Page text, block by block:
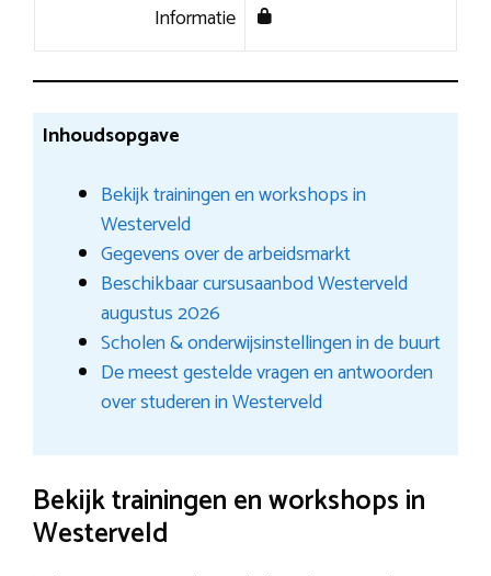
Informatie
Inhoudsopgave
Bekijk trainingen en workshops in
Westerveld
Gegevens over de arbeidsmarkt
Beschikbaar cursusaanbod Westerveld
augustus 2026
Scholen & onderwijsinstellingen in de buurt
De meest gestelde vragen en antwoorden
over studeren in Westerveld
Bekijk trainingen en workshops in
Westerveld